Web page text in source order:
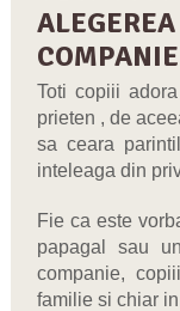
Toti copiii
prieten , de
sa ceara
inteleaga din
Fie ca este
papagal sau
companie,
familie si chiar